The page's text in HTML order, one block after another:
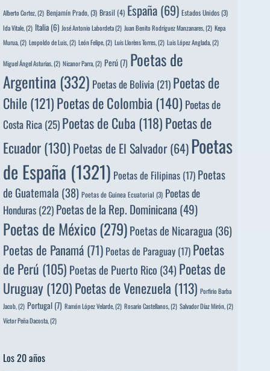
Alberto Cortez, (2) Benjamín Prado,(3) Brasil (4) España (69) Estados Unidos(3)
Ida Vitale, (2) Italia (6) José Antonio Labordeta(2) Juan Benito Rodríguez Manzanares, (2) Kepa
Murua, (2) Leopoldo de Luis, (2) León Felipe, (2) Luis Llorèns Torres, (2) Luis López Anglada, (2)
Miguel Ángel Asturias, (2) Nicanor Parra, (2) Perú (7) Poetas de
Argentina (332) Poetas de Bolivia (21) Poetas de
Chile(121)Poetas de Colombia(140) Poetas de
Costa Rica(25)Poetas de Cuba (118)Poetas de
Ecuador(130) Poetas de El Salvador(64)Poetas
de España (1321) Poetas de Filipinas (17) Poetas
de Guatemala (38) Poetas de Guinea Ecuatorial (3) Poetas de
Honduras (22) Poetas de la Rep. Dominicana (49)
Poetas de México(279)Poetas de Nicaragua (36)
Poetas de Panamá (71) Poetas de Paraguay (17) Poetas
de Perú (105) Poetas de Puerto Rico (34) Poetas de
Uruguay(120)Poetas de Venezuela (113) Porfirio Barba
Jacob, (2) Portugal (7) Ramón López Velarde, (2) Rosario Castellanos, (2) Salvador Díaz Mirón, (2)
Víctor Peña Dacosta, (2)
Los 20 años